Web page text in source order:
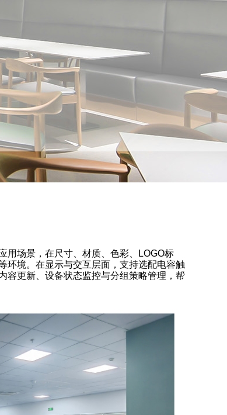
用场景，在尺寸、材质、色彩、LOGO标
环境。在显示与交互层面，支持选配电容触
容更新、设备状态监控与分组策略管理，帮